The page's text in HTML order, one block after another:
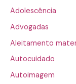
Adolescência
Advogadas
Aleitamento
Autocuidado
Autoimagem